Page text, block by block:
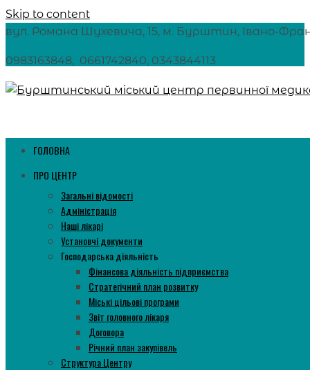
Skip to content
вул. Романа Шухевича, 15, м. Бурштин, Івано-
0983163848, 0661742840, 0343844113
ГОЛОВНА
ПРО ЦЕНТР
Загальні відомості
Адміністрація
Наші лікарі
Установчі документи
Господарська діяльність
Фінансова діяльність підприємства
Стратегічний план розвитку
Міські цільові програми
Звіт головного лікаря
Договора
Річний план закупівель
Структура Центру